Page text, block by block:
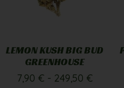
LEMON KUSH BIG BUD
GREENHOUSE
7,90 € - 249,50 €